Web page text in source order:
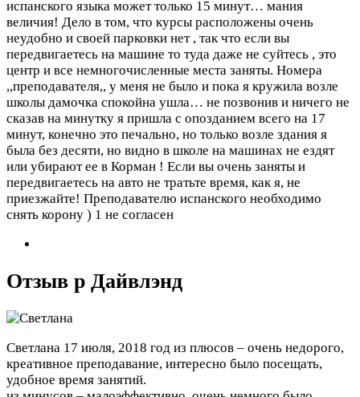
испанского языка может только 15 минут… мания
величия! Дело в том, что курсы расположены очень
неудобно и своей парковки нет , так что если вы
передвигаетесь на машине то туда даже не суйтесь , это
центр и все немногочисленные места заняты. Номера
,,преподавателя,, у меня не было и пока я кружила возле
школы дамочка спокойна ушла… не позвонив и ничего не
сказав на минутку я пришла с опозданием всего на 17
минут, конечно это печально, но только возле здания я
была без десяти, но видно в школе на машинах не ездят
или убирают ее в Корман ! Если вы очень заняты и
передвигаетесь на авто не тратьте время, как я, не
приезжайте! Преподавателю испанского необходимо
снять корону ) 1 не согласен
Отзыв р Дайвлэнд
Светлана 17 июля, 2018 год из плюсов – очень недорого,
креативное преподавание, интересно было посещать,
удобное время занятий.